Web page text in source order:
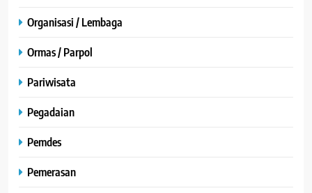
Organisasi / Lembaga
Ormas / Parpol
Pariwisata
Pegadaian
Pemdes
Pemerasan